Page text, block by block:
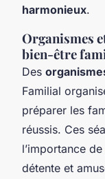
harmonieux.
Organismes
bien-être
Des
Familial
préparer les
réussis. Ces
l’importance
détente et